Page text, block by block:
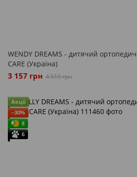
WENDY DREAMS - дитячий
CARE (Україна)
3 157 грн 4 510 грн
Акції
−30%
8
6